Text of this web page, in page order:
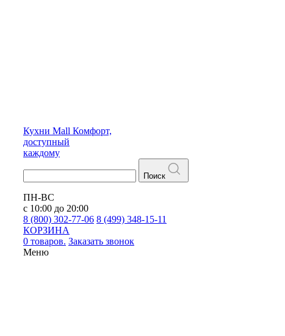
Кухни Mall Комфорт,
доступный
каждому
Поиск
ПН-ВС
с 10:00 до 20:00
8 (800) 302-77-06 8 (499) 348-15-11
КОРЗИНА
0 товаров. Заказать звонок
Меню